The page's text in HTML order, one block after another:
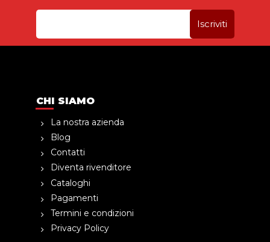
CHI SIAMO
La nostra azienda
Blog
Contatti
Diventa rivenditore
Cataloghi
Pagamenti
Termini e condizioni
Privacy Policy